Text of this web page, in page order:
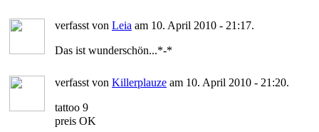
verfasst von Leia am 10. April 2010 - 21:17.
Das ist wunderschön...*-*
verfasst von Killerplauze am 10. April 2010 - 21:20.
tattoo 9
preis OK